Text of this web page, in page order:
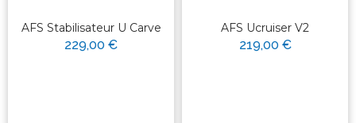
AFS Stabilisateur U Carve
229,00 €
AFS Ucruiser V2
219,00 €